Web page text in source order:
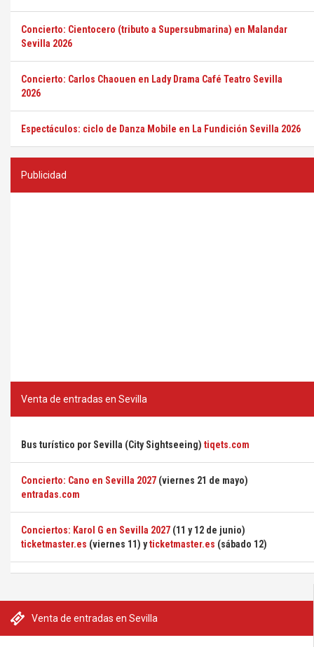
Venta de entradas en Sevilla
Concierto: Cientocero (tributo a Supersubmarina) en Malandar
Sevilla 2026
Concierto: Carlos Chaouen en Lady Drama Café Teatro Sevilla
2026
Espectáculos: ciclo de Danza Mobile en La Fundición Sevilla 2026
Publicidad
Venta de entradas en Sevilla
Bus turístico por Sevilla (City Sightseeing) tiqets.com
Concierto: Cano en Sevilla 2027 (viernes 21 de mayo)
entradas.com
Conciertos: Karol G en Sevilla 2027 (11 y 12 de junio)
ticketmaster.es (viernes 11) yticketmaster.es (sábado 12)